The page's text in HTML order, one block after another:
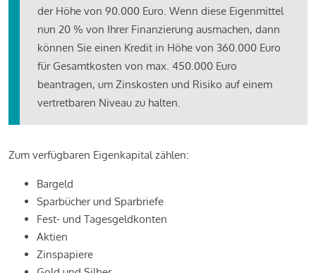
der Höhe von 90.000 Euro. Wenn diese Eigenmittel
nun 20 % von Ihrer Finanzierung ausmachen, dann
können Sie einen Kredit in Höhe von 360.000 Euro
für Gesamtkosten von max. 450.000 Euro
beantragen, um Zinskosten und Risiko auf einem
vertretbaren Niveau zu halten.
Zum verfügbaren Eigenkapital zählen:
Bargeld
Sparbücher und Sparbriefe
Fest- und Tagesgeldkonten
Aktien
Zinspapiere